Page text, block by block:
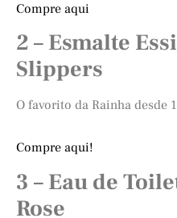
Compre aqui
2 – Esmalte
Slippers
O favorito da Rainha desde
Compre aqui!
3 – Eau de
Rose